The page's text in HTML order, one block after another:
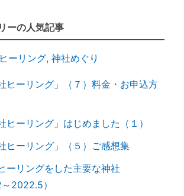
のは、無意識からのメッセージ
が整う】産土神社に参拝するメリ
！？｜やってはいけない参拝マナ
と「温活」で開運♪～鉄瓶を再生
「福活」
る人は「困っている」人。自分に
みよう。
ーの人気記事
ーリング,神社めぐり
ヒーリング」（７）料金・お申込方
ヒーリング」はじめました（１）
ヒーリング」（５）ご感想集
ーリングをした主要な神社
～2022.5）